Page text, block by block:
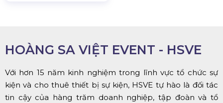
HOÀNG SA VIỆT EVENT - HSVE
Với hơn 15 năm kinh nghiệm trong lĩnh vực tổ chức sự
kiện và cho thuê thiết bị sự kiện, HSVE tự hào là đối tác
tin cậy của hàng trăm doanh nghiệp, tập đoàn và tổ